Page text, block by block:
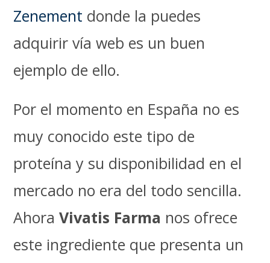
Zenement donde la puedes
adquirir vía web es un buen
ejemplo de ello.
Por el momento en España no es
muy conocido este tipo de
proteína y su disponibilidad en el
mercado no era del todo sencilla.
AhoraVivatis Farma nos ofrece
este ingrediente que presenta un